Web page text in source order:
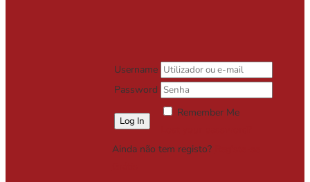
Username
Password
Remember Me
Ainda não tem registo?